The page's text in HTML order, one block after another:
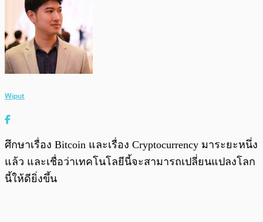
Wiput
ศึกษาเรื่อง Bitcoin และเรื่อง Cryptocurrency มาระยะหนึ่ง
แล้ว และเชื่อว่าเทคโนโลยีนี้จะสามารถเปลี่ยนแปลงโลก
นี้ให้ดียิ่งขึ้น